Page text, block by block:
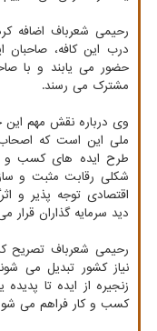
رحیمی شعرباف اضافه
درب این کافه، صاحبان
حضور می یابند و با
مشترک می رسند.
وی درباره نقش مهم این
ملی این است که اصحاب
طرح ایده های کسب و
شکلی رقابت مثبت و
اقتصادی توجه پذیر و
دید سرمایه گذاران قرار
رحیمی شعرباف تصریح
نیاز کشور تبدیل می
زنجیره از ایده تا
کسب و کار فراهم می